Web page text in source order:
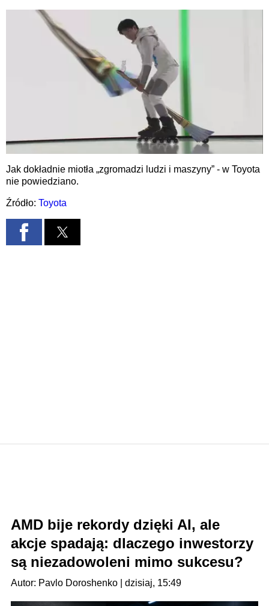
Jak dokładnie miotła „zgromadzi ludzi i maszyny” - w Toyota
nie powiedziano.
Źródło: Toyota